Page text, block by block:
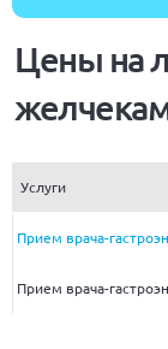
Цены на
Услуги
Прием врача-
Прием врача-